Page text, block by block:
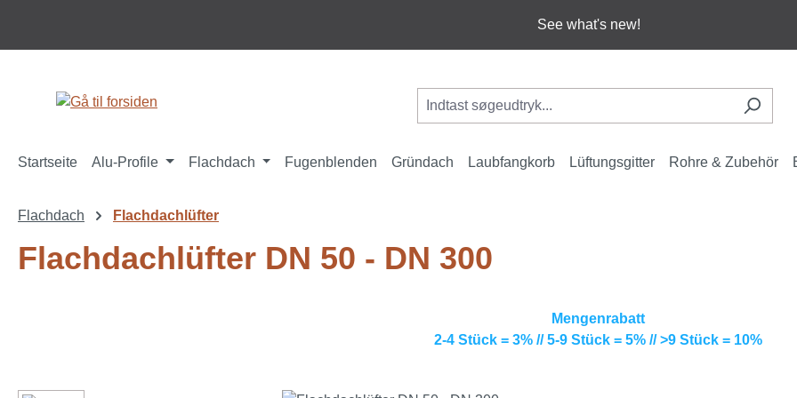
See what's new!
Startseite Alu-Profile Flachdach Fugenblenden Gründach Laubfangkorb Lüftungsgitter Rohre & Zubehör
Flachdach Flachdachlüfter
Flachdachlüfter DN 50 - DN 300
Mengenrabatt
2-4 Stück = 3% // 5-9 Stück = 5% // >9 Stück = 10%